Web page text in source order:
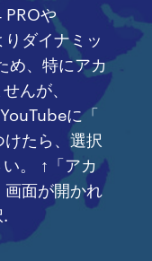
PROや
ダイナミッ
め、特にアカ
んが、
に「
たら、選択
。 ↑「アカ
面が開かれ